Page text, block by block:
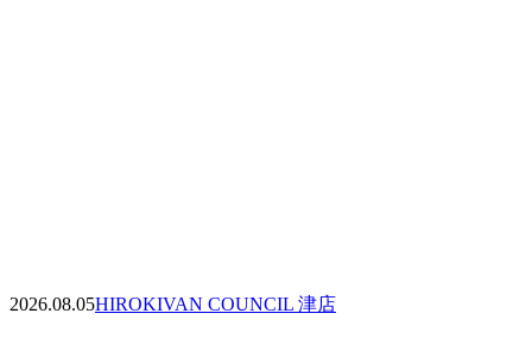
2026.08.05HIROKIVAN COUNCIL 津店